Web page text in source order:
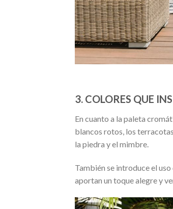
3. COLORES QUE
En cuanto a la paleta
blancos rotos, los
la piedra y el mimbre.
También se introduce el uso
aportan un toque alegre y